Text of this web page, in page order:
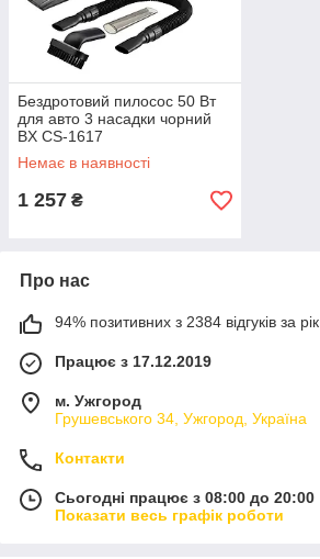
Бездротовий пилосос 50 Вт
для авто 3 насадки чорний
BX CS-1617
Немає в наявності
1 257 ₴
Про нас
94% позитивних з 2384 відгуків за рік
Працює з 17.12.2019
м. Ужгород
Грушевського 34, Ужгород, Україна
Контакти
Сьогодні працює з 08:00 до 20:00
Показати весь графік роботи